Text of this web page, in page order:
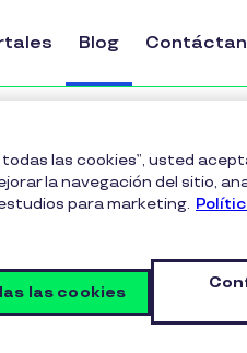
Blog
Tabla de
Recursos
transformación
Impacto de los
las cookies”, usted
la navegación del sitio,
para marketing.
las cookies